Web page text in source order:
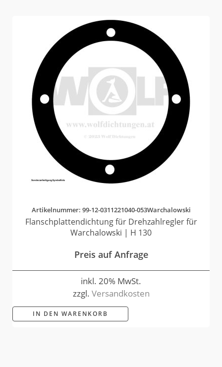
Artikelnummer: 99-12-0311221040-053Warchalowski
Flanschplattendichtung für Drehzahlregler für
Warchalowski | H 130
Preis auf Anfrage
inkl. 20% MwSt.
zzgl. Versandkosten
IN DEN WARENKORB